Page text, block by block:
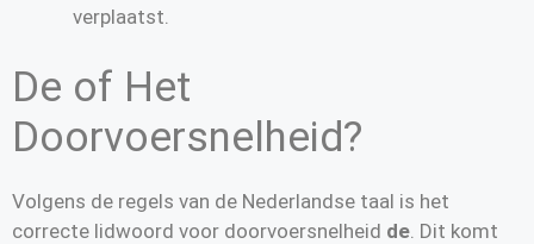
verplaatst.
De of Het
Doorvoersnelheid?
Volgens de regels van de Nederlandse taal is het
correcte lidwoord voor doorvoersnelheid de . Dit komt